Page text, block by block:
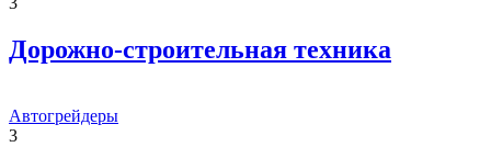
Дорожно-строительная техника
Автогрейдеры
3